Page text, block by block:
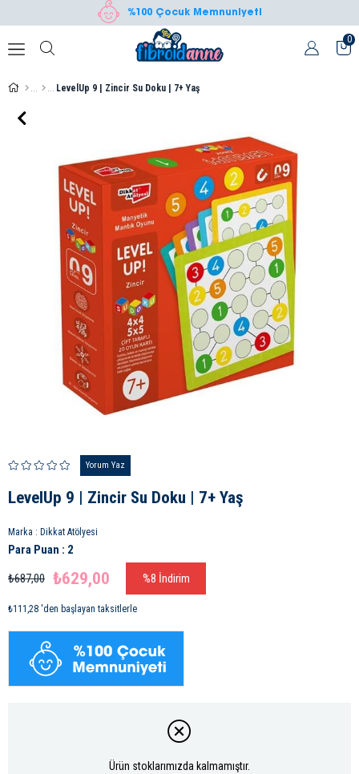
%100 Çocuk Memnuniyeti
0
LevelUp 9 | Zincir Su Doku | 7+ Yaş
Yorum Yaz
LevelUp 9 | Zincir Su Doku | 7+ Yaş
Marka : Dikkat Atölyesi
Para Puan : 2
₺687,00 ₺629,00 %8 İndirim
₺111,28 'den başlayan taksitlerle
Ürün stoklarımızda kalmamıştır.